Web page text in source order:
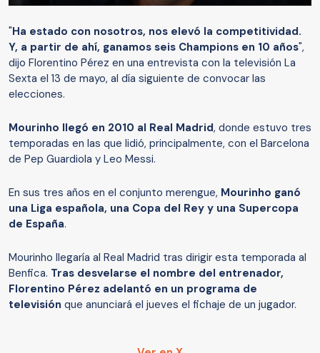
"Ha estado con nosotros, nos elevó la competitividad.
Y, a partir de ahí, ganamos seis Champions en 10 años",
dijo Florentino Pérez en una entrevista con la televisión La
Sexta el 13 de mayo, al día siguiente de convocar las
elecciones.
Mourinho llegó en 2010 al Real Madrid, donde estuvo tres
temporadas en las que lidió, principalmente, con el Barcelona
de Pep Guardiola y Leo Messi.
En sus tres años en el conjunto merengue, Mourinho ganó
una Liga española, una Copa del Rey y una Supercopa
de España.
Mourinho llegaría al Real Madrid tras dirigir esta temporada al
Benfica. Tras desvelarse el nombre del entrenador,
Florentino Pérez adelantó en un programa de
televisión que anunciará el jueves el fichaje de un jugador.